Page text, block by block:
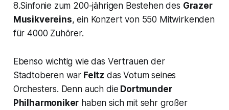
8.Sinfonie zum 200-jährigen Bestehen des Grazer
Musikvereins, ein Konzert von 550 Mitwirkenden
für 4000 Zuhörer.
Ebenso wichtig wie das Vertrauen der
Stadtoberen war Feltz das Votum seines
Orchesters. Denn auch die Dortmunder
Philharmoniker haben sich mit sehr großer